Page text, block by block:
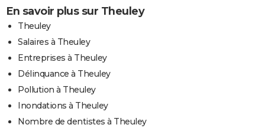
En savoir plus sur Theuley
Theuley
Salaires à Theuley
Entreprises à Theuley
Délinquance à Theuley
Pollution à Theuley
Inondations à Theuley
Nombre de dentistes à Theuley